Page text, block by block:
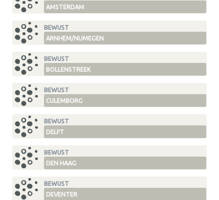
AMSTERDAM
BEWUST
ARNHEM/NIJMEGEN
BEWUST
BOLLENSTREEK
BEWUST
CULEMBORG
BEWUST
DELFT
BEWUST
DEN HAAG
BEWUST
DEVENTER